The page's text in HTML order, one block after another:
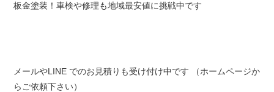
板金塗装！車検や修理も地域最安値に挑戦中です
メールやLINE でのお見積りも受け付け中です （ホームページか
らご依頼下さい）